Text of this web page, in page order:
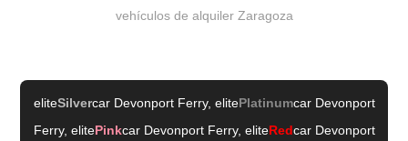
vehículos de alquiler Zaragoza
eliteSilvercar Devonport Ferry, elitePlatinumcar Devonport
Ferry, elitePinkcar Devonport Ferry, eliteRedcar Devonport